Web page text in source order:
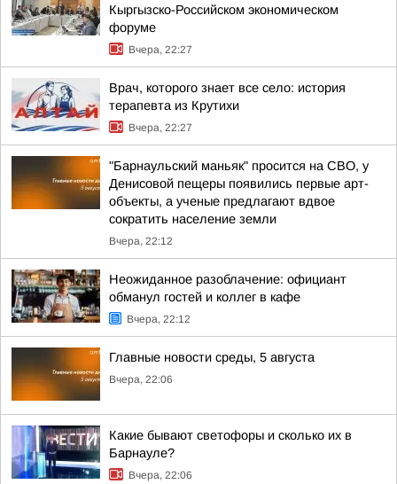
Кыргызско-Российском экономическом
форуме
Вчера, 22:27
Врач, которого знает все село: история
терапевта из Крутихи
Вчера, 22:27
"Барнаульский маньяк" просится на СВО, у
Денисовой пещеры появились первые арт-
объекты, а ученые предлагают вдвое
сократить население земли
Вчера, 22:12
Неожиданное разоблачение: официант
обманул гостей и коллег в кафе
Вчера, 22:12
Главные новости среды, 5 августа
Вчера, 22:06
Какие бывают светофоры и сколько их в
Барнауле?
Вчера, 22:06